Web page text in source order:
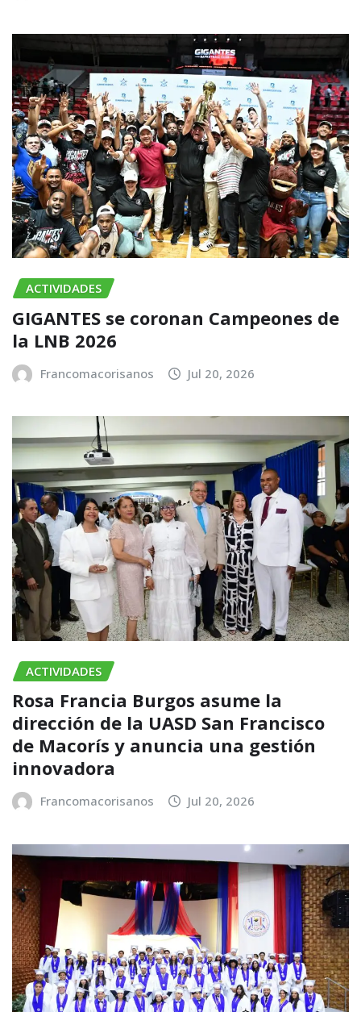
ACTIVIDADES
GIGANTES se coronan Campeones de
la LNB 2026
Francomacorisanos Jul 20, 2026
ACTIVIDADES
Rosa Francia Burgos asume la
dirección de la UASD San Francisco
de Macorís y anuncia una gestión
innovadora
Francomacorisanos Jul 20, 2026